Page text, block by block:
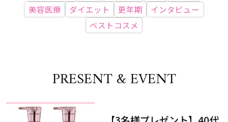
美容医療
ダイエット 更年期
インタビュー
ベストコスメ
PRESENT & EVENT